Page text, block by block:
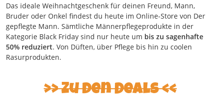
Das ideale Weihnachtgeschenk für deinen Freund, Mann,
Bruder oder Onkel findest du heute im Online-Store von Der
gepflegte Mann. Sämtliche Männerpflegeprodukte in der
Kategorie Black Friday sind nur heute um bis zu sagenhafte
50% reduziert. Von Düften, über Pflege bis hin zu coolen
Rasurprodukten.
>> Zu den Deals <<